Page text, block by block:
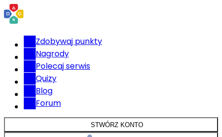
Zdobywaj punkty
Nagrody
Polecaj serwis
Quizy
Blog
Forum
STWÓRZ KONTO